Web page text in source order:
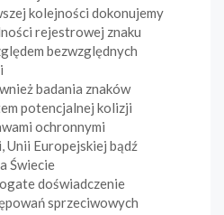
kolejności dokonujemy
rejestrowej znaku
bezwzględnych
badania znaków
potencjalnej kolizji
ochronnymi
Europejskiej bądź
Świecie
doświadczenie
sprzeciwowych